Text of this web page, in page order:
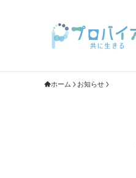
ホーム お知らせ